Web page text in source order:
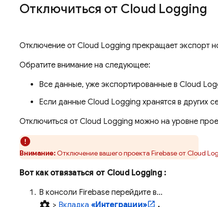
Отключиться от Cloud Logging
Отключение от Cloud Logging прекращает экспорт
Обратите внимание на следующее:
Все данные, уже экспортированные в Cloud
Если данные Cloud Logging хранятся в других
Отключиться от Cloud Logging можно на уровне
Внимание:Отключение вашего проекта Firebase отCloud
Вот как отвязаться от Cloud Logging:
В консоли Firebase перейдите в...
> Вкладка «Интеграции»
.